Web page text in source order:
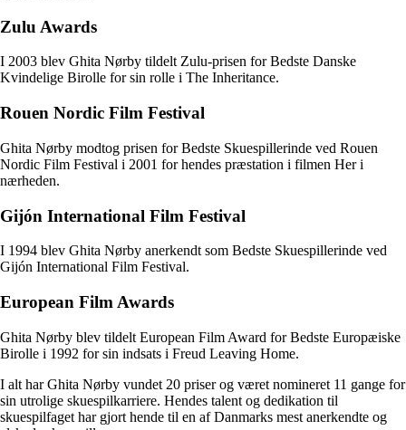
Zulu Awards
I 2003 blev Ghita Nørby tildelt Zulu-prisen for Bedste Danske
Kvindelige Birolle for sin rolle i The Inheritance.
Rouen Nordic Film Festival
Ghita Nørby modtog prisen for Bedste Skuespillerinde ved Rouen
Nordic Film Festival i 2001 for hendes præstation i filmen Her i
nærheden.
Gijón International Film Festival
I 1994 blev Ghita Nørby anerkendt som Bedste Skuespillerinde ved
Gijón International Film Festival.
European Film Awards
Ghita Nørby blev tildelt European Film Award for Bedste Europæiske
Birolle i 1992 for sin indsats i Freud Leaving Home.
I alt har Ghita Nørby vundet 20 priser og været nomineret 11 gange for
sin utrolige skuespilkarriere. Hendes talent og dedikation til
skuespilfaget har gjort hende til en af Danmarks mest anerkendte og